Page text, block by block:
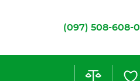
(097) 508-608-0